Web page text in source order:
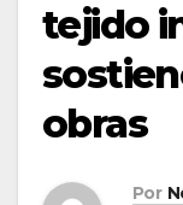
tejido
obras
Por